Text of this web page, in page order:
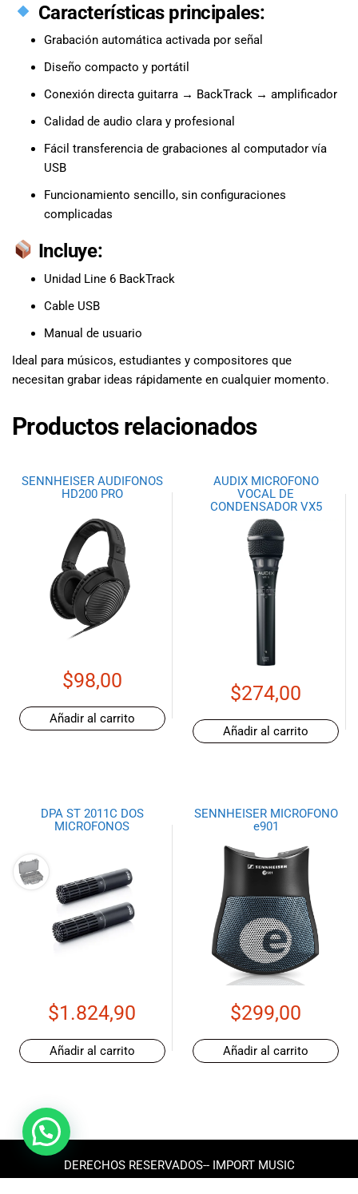
tu hogar.
¡Descubre el
mundo de la
música con
Import Music
Ecuador!
Características principales:
Grabación automática activada por señal
Diseño compacto y portátil
Conexión directa guitarra → BackTrack → amplificador
Calidad de audio clara y profesional
Fácil transferencia de grabaciones al computador vía
USB
Funcionamiento sencillo, sin configuraciones
complicadas
Incluye:
Unidad Line 6 BackTrack
Cable USB
Manual de usuario
Ideal para músicos, estudiantes y compositores que
necesitan grabar ideas rápidamente en cualquier momento.
Productos relacionados
SENNHEISER AUDIFONOS
HD200 PRO
$98,00
Añadir al carrito
AUDIX MICROFONO
VOCAL DE
CONDENSADOR VX5
$274,00
Añadir al carrito
DPA ST 2011C DOS
MICROFONOS
$1.824,90
Añadir al carrito
SENNHEISER MICROFONO
e901
$299,00
Añadir al carrito
DERECHOS RESERVADOS-- IMPORT MUSIC